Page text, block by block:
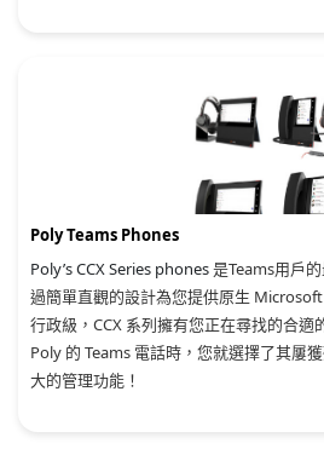
Poly Teams Phones
Poly’s CCX Series phones是Teams用戶
過簡單直觀的設計為您提供原生
行政級，CCX 系列擁有您正在尋找的合適
Poly 的 Teams 電話時，您就選擇了其屢
大的管理功能！